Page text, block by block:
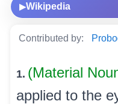
▶Wikipedia
Contributed by:
1. (Material
applied to the